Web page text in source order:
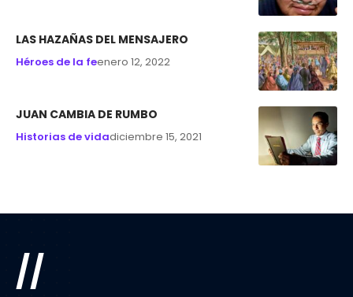
LAS HAZAÑAS DEL MENSAJERO
Héroes de la feenero 12, 2022
JUAN CAMBIA DE RUMBO
Historias de vidadiciembre 15, 2021
//